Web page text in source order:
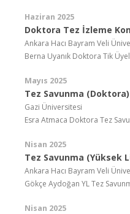
Haziran 2025
Doktora Tez İzleme
Ankara Hacı Bayram Veli
Berna Uyanık Doktora Tik
Mayıs 2025
Tez Savunma (Doktora)
Gazi Üniversitesi
Esra Atmaca Doktora Tez
Nisan 2025
Tez Savunma (Yüksek
Ankara Hacı Bayram Veli
Gökçe Aydoğan YL Tez
Nisan 2025